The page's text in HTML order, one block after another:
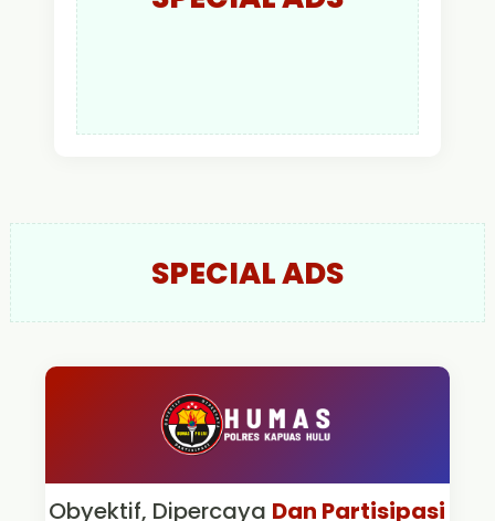
SPECIAL ADS
Obyektif, Dipercaya Dan Partisipasi